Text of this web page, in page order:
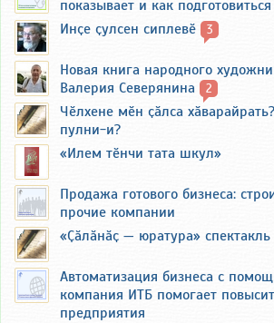
показывает и как подготовиться
Инҫе ҫулсен сиплевӗ
3
Новая книга народного
Валерия Северянина
2
Чӗлхене мӗн ҫӑлса
пулни-и?
«Илем тӗнчи тата шкул»
Продажа готового бизнеса:
прочие компании
«Ҫӑлӑнӑҫ — юратура» спектакль
Автоматизация бизнеса с
компания ИТБ помогает
предприятия